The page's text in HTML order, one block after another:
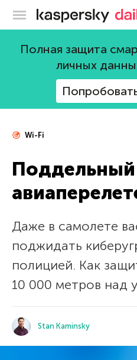
Блог
Полная защита
личных
Wi-Fi
Даже в самолете
поджидать
полицией. Как
10 000 метров над
Stan Kaminsky